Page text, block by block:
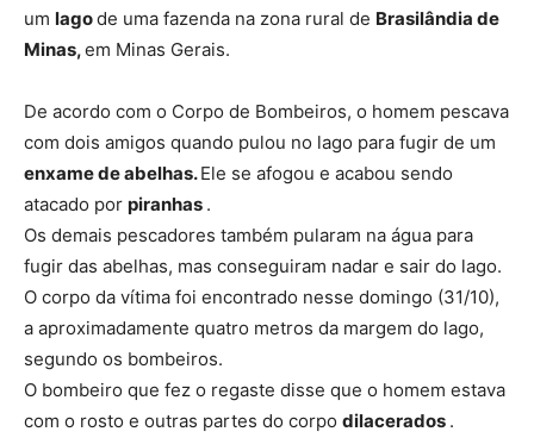
um lagode uma fazenda na zona rural de Brasilândia de
Minas,em Minas Gerais.
De acordo com o Corpo de Bombeiros, o homem pescava
com dois amigos quando pulou no lago para fugir de um
enxame de abelhas.Ele se afogou e acabou sendo
atacado por piranhas .
Os demais pescadores também pularam na água para
fugir das abelhas, mas conseguiram nadar e sair do lago.
O corpo da vítima foi encontrado nesse domingo (31/10),
a aproximadamente quatro metros da margem do lago,
segundo os bombeiros.
O bombeiro que fez o regaste disse que o homem estava
com o rosto e outras partes do corpo dilacerados .